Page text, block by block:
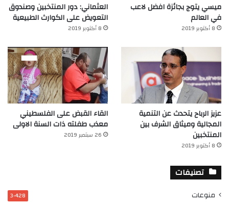
ميسي يتوج بجائزة افضل لاعب
في العالم‎
8 أكتوبر 2019
العثماني: دور المنتخبين وصندوق
التعويض على الكوارث الطبيعية
8 أكتوبر 2019
عزيز الرباح يتحدث عن التنمية
المجالية وميثاق الشرف بين
المنتخبين
8 أكتوبر 2019
القاء القبض على الفلسطيني
معذب طفلته ذات السنة الاولى
26 سبتمبر 2019
تصنيفات
منوعات 3٬428